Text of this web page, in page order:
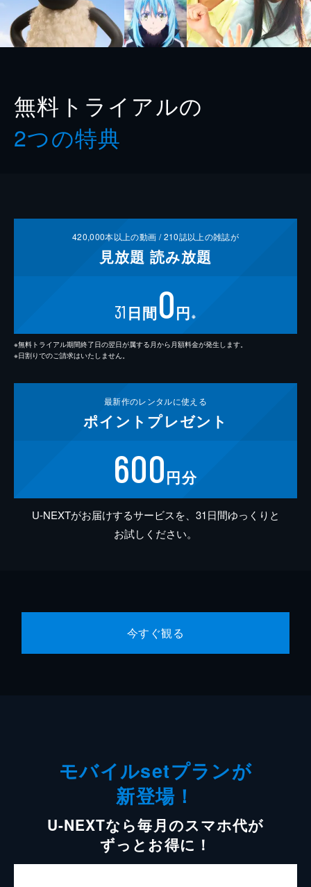
無料トライアルの
2つの特典
420,000本以上の動画 /210誌以上の雑誌が
見放題 読み放題
31 日間0円 ※
※無料トライアル期間終了日の翌日が属する月から月額料金が発生します。
※日割りでのご請求はいたしません。
最新作のレンタルに使える
ポイント プレゼント
600円分
U-NEXTがお届けするサービスを、31日間ゆっくりと
お試しください。
今すぐ観る
モバイルsetプランが
新登場！
U-NEXTなら毎月のスマホ代が
ずっとお得に！